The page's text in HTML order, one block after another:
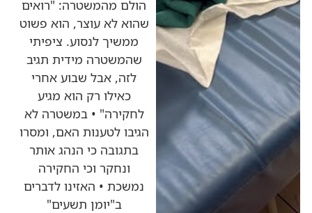
הולם מהמשטרה: "רואים
שהוא לא עוצר, הוא פשוט
ממשיך לנסוע. ציפיתי
שהמשטרה מידית תגיב
לזה, אבל שבוע אחרי
כאילו רק הוא מגיע
לחקירה" • במשטרה לא
הגיבו לטענות האם, ומסרו
בתגובה כי הנהג אותר
ונחקר וכי החקירה
נמשכת • האזינו לדברים
ב"יומן תשעים"